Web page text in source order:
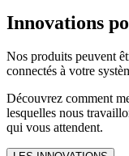
Innovations
Nos produits peuvent
connectés à votre
Découvrez comment
lesquelles nous
qui vous attendent.